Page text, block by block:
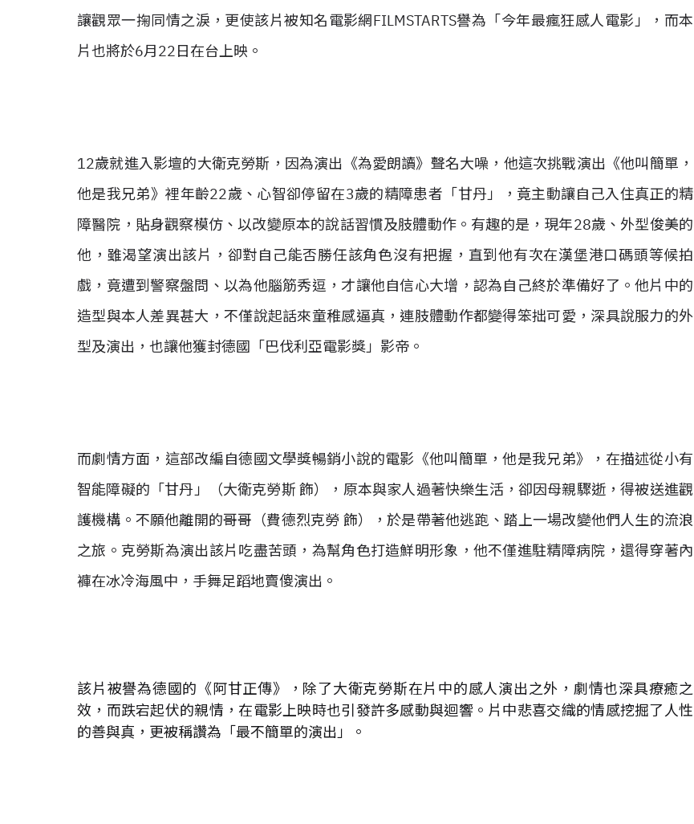
讓觀眾一掬同情之淚，更使該片被知名電影網FILMSTARTS譽為「今年最瘋狂感人電影」，而本
片也將於6月22日在台上映。
12歲就進入影壇的大衛克勞斯，因為演出《為愛朗讀》聲名大噪，他這次挑戰演出《他叫簡單，
他是我兄弟》裡年齡22歲、心智卻停留在3歲的精障患者「甘丹」，竟主動讓自己入住真正的精
障醫院，貼身觀察模仿、以改變原本的說話習慣及肢體動作。有趣的是，現年28歲、外型俊美的
他，雖渴望演出該片，卻對自己能否勝任該角色沒有把握，直到他有次在漢堡港口碼頭等候拍
戲，竟遭到警察盤問、以為他腦筋秀逗，才讓他自信心大增，認為自己終於準備好了。他片中的
造型與本人差異甚大，不僅說起話來童稚感逼真，連肢體動作都變得笨拙可愛，深具說服力的外
型及演出，也讓他獲封德國「巴伐利亞電影獎」影帝。
而劇情方面，這部改編自德國文學獎暢銷小說的電影《他叫簡單，他是我兄弟》，在描述從小有
智能障礙的「甘丹」（大衛克勞斯 飾），原本與家人過著快樂生活，卻因母親驟逝，得被送進觀
護機構。不願他離開的哥哥（費德烈克勞 飾），於是帶著他逃跑、踏上一場改變他們人生的流浪
之旅。克勞斯為演出該片吃盡苦頭，為幫角色打造鮮明形象，他不僅進駐精障病院，還得穿著內
褲在冰冷海風中，手舞足蹈地賣傻演出。
該片被譽為德國的《阿甘正傳》，除了大衛克勞斯在片中的感人演出之外，劇情也深具療癒之
效，而跌宕起伏的親情，在電影上映時也引發許多感動與迴響。片中悲喜交織的情感挖掘了人性
的善與真，更被稱讚為「最不簡單的演出」。